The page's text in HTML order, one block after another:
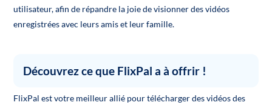
utilisateur, afin de répandre la joie de visionner des vidéos
enregistrées avec leurs amis et leur famille.
Découvrez ce que FlixPal a à offrir !
FlixPal est votre meilleur allié pour télécharger des vidéos des